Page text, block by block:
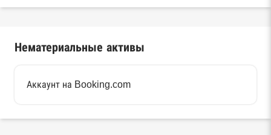
Нематериальные активы
Аккаунт на Booking.com